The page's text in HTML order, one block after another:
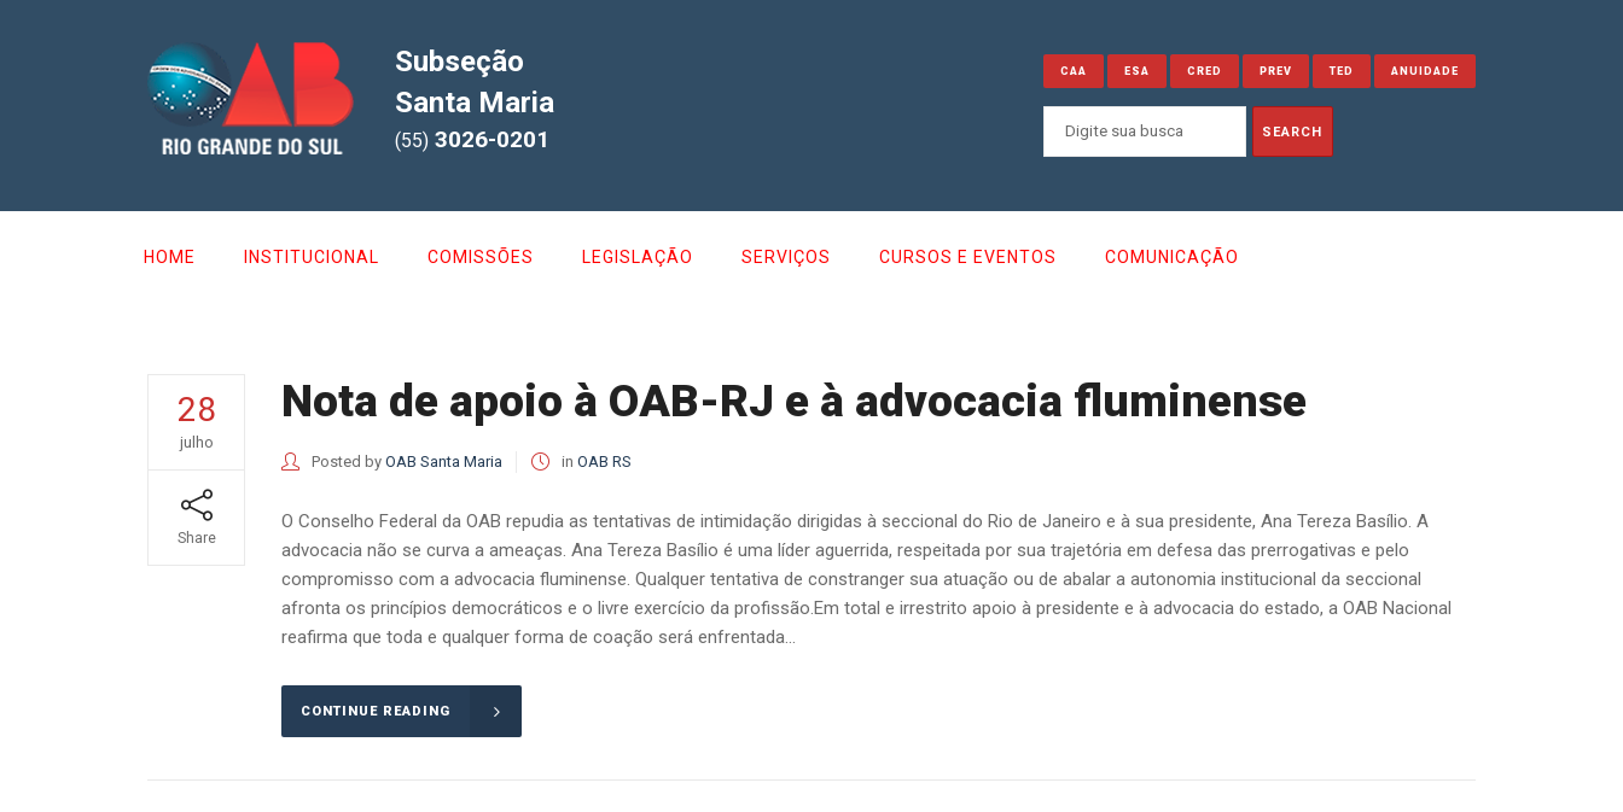
Subseção
Santa Maria
(55) 3026-0201
CAA ESA CRED PREV TED ANUIDADE
HOME INSTITUCIONAL COMISSÕES LEGISLAÇÃO SERVIÇOS CURSOS E EVENTOS COMUNICAÇÃO
28
julho
Share
Nota de apoio à OAB-RJ e à advocacia fluminense
Posted by OAB Santa Maria in OAB RS
O Conselho Federal da OAB repudia as tentativas de intimidação dirigidas à seccional do Rio de Janeiro e à sua presidente, Ana Tereza Basílio. A
advocacia não se curva a ameaças. Ana Tereza Basílio é uma líder aguerrida, respeitada por sua trajetória em defesa das prerrogativas e pelo
compromisso com a advocacia fluminense. Qualquer tentativa de constranger sua atuação ou de abalar a autonomia institucional da seccional
afronta os princípios democráticos e o livre exercício da profissão.Em total e irrestrito apoio à presidente e à advocacia do estado, a OAB Nacional
reafirma que toda e qualquer forma de coação será enfrentada...
CONTINUE READING